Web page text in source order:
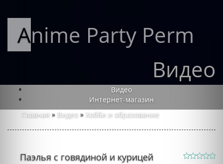
Anime Party Perm
Видео
Видео
Интернет-магазин
Главная » Видео » Хобби и образование
Паэлья с говядиной и курицей